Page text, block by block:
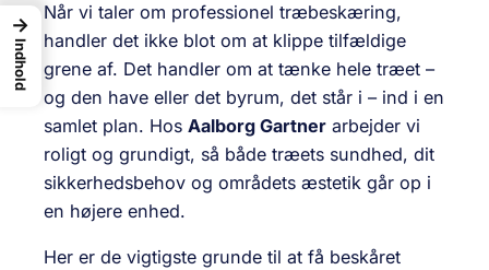
Når vi taler om professionel træbeskæring,
handler det ikke blot om at klippe tilfældige
grene af. Det handler om at tænke hele træet –
og den have eller det byrum, det står i – ind i en
samlet plan. Hos Aalborg Gartner arbejder vi
roligt og grundigt, så både træets sundhed, dit
sikkerhedsbehov og områdets æstetik går op i
en højere enhed.
Her er de vigtigste grunde til at få beskåret
→
Indhold